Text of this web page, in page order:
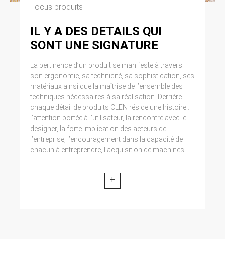
Focus produits
IL Y A DES DETAILS QUI
SONT UNE SIGNATURE
La pertinence d’un produit se manifeste à travers
son ergonomie, sa technicité, sa sophistication, ses
matériaux ainsi que la maîtrise de l’ensemble des
techniques nécessaires à sa réalisation. Derrière
chaque détail de produits CLEN réside une histoire :
l’attention portée à l’utilisateur, la rencontre avec le
designer, la forte implication des acteurs de
l’entreprise, l’encouragement dans la capacité de
chacun à entreprendre, l’acquisition de machines...
+